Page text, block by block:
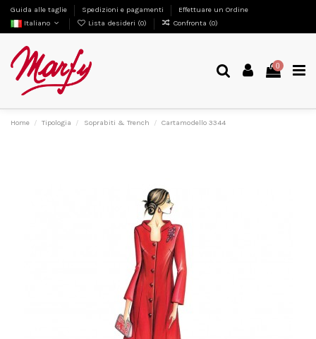
Guida alle taglie Spedizioni e pagamenti
Effettuare un Ordine
Italiano
Lista desideri (0) Confronta (0)
0
Home Tipologia Soprabiti & Trench Cartamodello 3344